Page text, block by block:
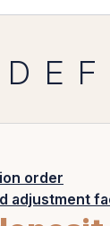
D E F
order
adjustment